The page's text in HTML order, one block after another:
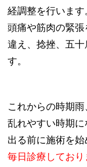
経調整を行いま
頭痛や筋肉の緊
違え、捻挫、五
す。
これからの時期
乱れやすい時期
出る前に施術を始
毎日診療してお